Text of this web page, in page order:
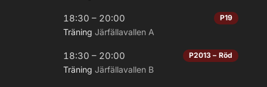
18:30 – 20:00 P19
Träning Järfällavallen A
18:30 – 20:00 P2013 – Röd
Träning Järfällavallen B